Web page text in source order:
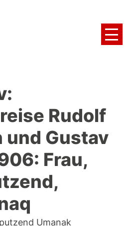
Rudolf
und Gustav
Frau,
Umanak